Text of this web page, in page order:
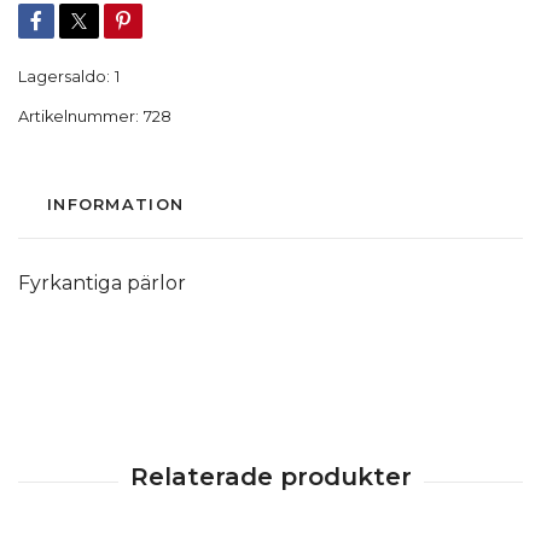
Lagersaldo: 1
Artikelnummer: 728
INFORMATION
Fyrkantiga pärlor